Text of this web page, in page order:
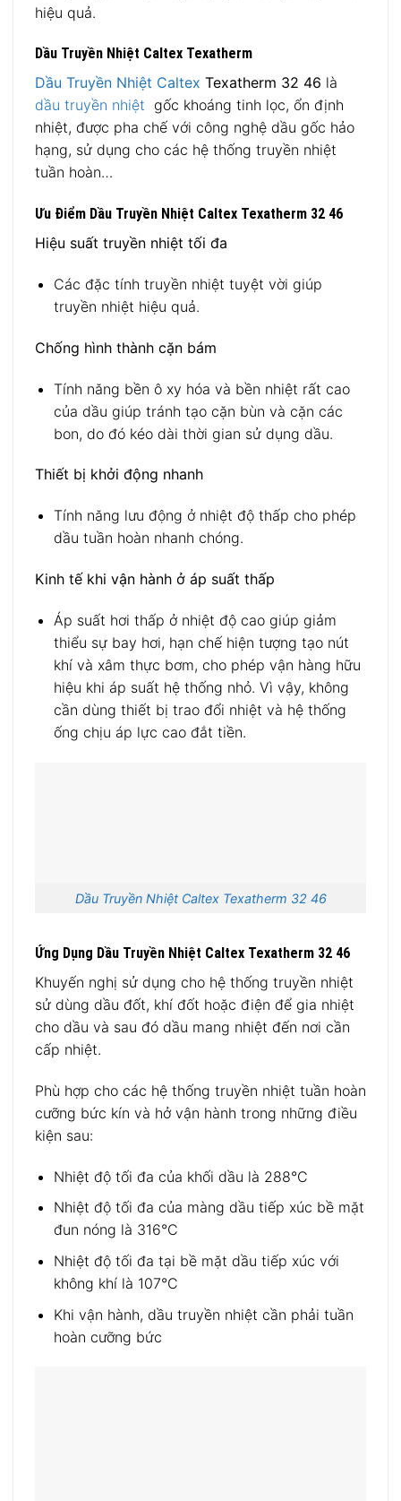
hiệu quả.
Dầu Truyền Nhiệt Caltex Texatherm
Dầu Truyền Nhiệt Caltex Texatherm 32 46 là
dầu truyền nhiệt gốc khoáng tinh lọc, ổn định
nhiệt, được pha chế với công nghệ dầu gốc hảo
hạng, sử dụng cho các hệ thống truyền nhiệt
tuần hoàn…
Ưu Điểm Dầu Truyền Nhiệt Caltex Texatherm 32 46
Hiệu suất truyền nhiệt tối đa
Các đặc tính truyền nhiệt tuyệt vời giúp
truyền nhiệt hiệu quả.
Chống hình thành cặn bám
Tính năng bền ô xy hóa và bền nhiệt rất cao
của dầu giúp tránh tạo cặn bùn và cặn các
bon, do đó kéo dài thời gian sử dụng dầu.
Thiết bị khởi động nhanh
Tính năng lưu động ở nhiệt độ thấp cho phép
dầu tuần hoàn nhanh chóng.
Kinh tế khi vận hành ở áp suất thấp
Áp suất hơi thấp ở nhiệt độ cao giúp giảm
thiểu sự bay hơi, hạn chế hiện tượng tạo nút
khí và xâm thực bơm, cho phép vận hàng hữu
hiệu khi áp suất hệ thống nhỏ. Vì vậy, không
cần dùng thiết bị trao đổi nhiệt và hệ thống
ống chịu áp lực cao đắt tiền.
Dầu Truyền Nhiệt Caltex Texatherm 32 46
Ứng Dụng Dầu Truyền Nhiệt Caltex Texatherm 32 46
Khuyến nghị sử dụng cho hệ thống truyền nhiệt
sử dùng dầu đốt, khí đốt hoặc điện để gia nhiệt
cho dầu và sau đó dầu mang nhiệt đến nơi cần
cấp nhiệt.
Phù hợp cho các hệ thống truyền nhiệt tuần hoàn
cưỡng bức kín và hở vận hành trong những điều
kiện sau:
Nhiệt độ tối đa của khối dầu là 288°C
Nhiệt độ tối đa của màng dầu tiếp xúc bề mặt
đun nóng là 316°C
Nhiệt độ tối đa tại bề mặt dầu tiếp xúc với
không khí là 107°C
Khi vận hành, dầu truyền nhiệt cần phải tuần
hoàn cưỡng bức